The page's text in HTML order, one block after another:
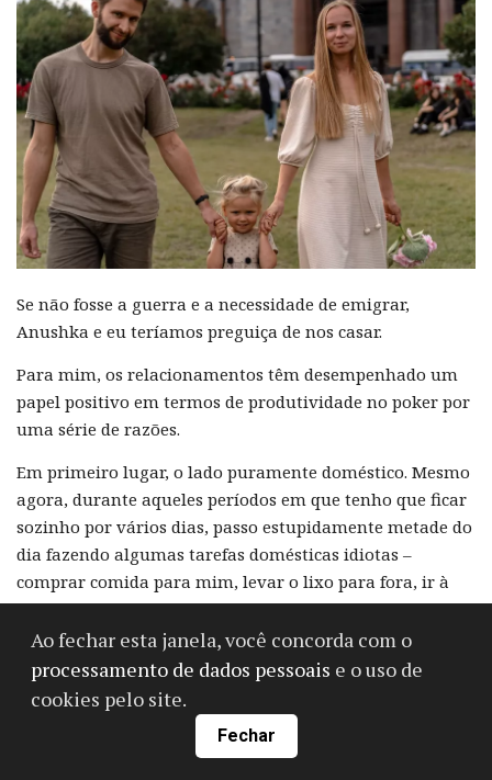
Se não fosse a guerra e a necessidade de emigrar,
Anushka e eu teríamos preguiça de nos casar.
Para mim, os relacionamentos têm desempenhado um
papel positivo em termos de produtividade no poker por
uma série de razões.
Em primeiro lugar, o lado puramente doméstico. Mesmo
agora, durante aqueles períodos em que tenho que ficar
sozinho por vários dias, passo estupidamente metade do
dia fazendo algumas tarefas domésticas idiotas –
comprar comida para mim, levar o lixo para fora, ir à
loja, pedir comida, encontrar o entregador , colocar a
louça na máquina, retirar a louça... E então meio dia
passa estupidamente (mas isso é uma característica do
meu cérebro com TDAH – literalmente tudo me distrai).
Sem falar que a diferença de qualidade entre a comida
do delivery (ou, ainda, a comida que preparei) e a
Ao fechar esta janela, você concorda com o
processamento de dados pessoais e o uso de
cookies pelo site.
Fechar